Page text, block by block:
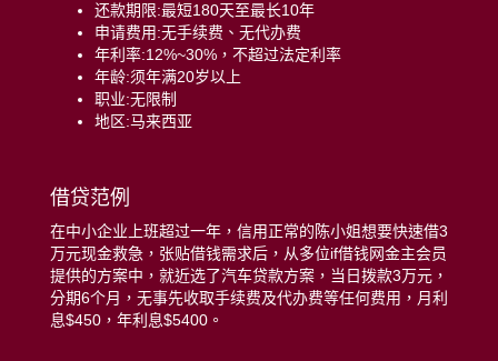
还款期限:最短180天至最长10年
申请费用:无手续费、无代办费
年利率:12%~30%，不超过法定利率
年龄:须年满20岁以上
职业:无限制
地区:马来西亚
借贷范例
在中小企业上班超过一年，信用正常的陈小姐想要快速借3
万元现金救急，张贴借钱需求后，从多位if借钱网金主会员
提供的方案中，就近选了汽车贷款方案，当日拨款3万元，
分期6个月，无事先收取手续费及代办费等任何费用，月利
息$450，年利息$5400。